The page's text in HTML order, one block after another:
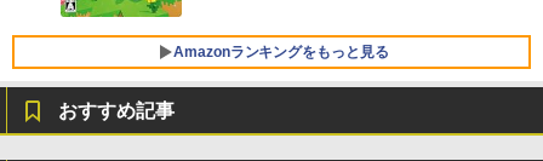
VWK3E15W_AZ
￥139,880
Amazonランキングをもっと見る
おすすめ記事